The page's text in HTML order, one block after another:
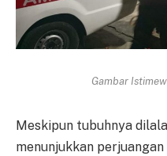
Gambar
Meskipun tubuhnya
menunjukkan